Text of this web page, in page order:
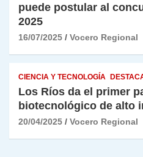
puede postular al
2025
16/07/2025 Vocero Regional
CIENCIA Y TECNOLOGÍA
Los Ríos da el primer
biotecnológico de alto
20/04/2025 Vocero Regional